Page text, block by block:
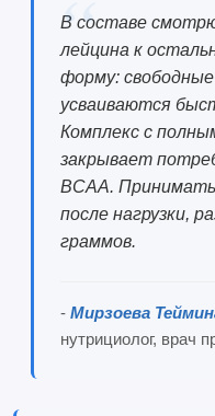
В составе
лейцина к
форму:
усваиваются
Комплекс с
закрывает
BCAA. Принимать
после нагрузки,
граммов.
- Мирзоева
нутрициолог, врач